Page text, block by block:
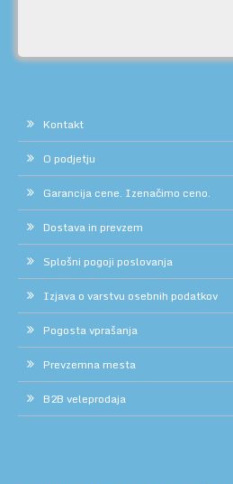
Kontakt
O podjetju
Garancija cene. Izenačimo ceno.
Dostava in prevzem
Splošni pogoji poslovanja
Izjava o varstvu osebnih podatkov
Pogosta vprašanja
Prevzemna mesta
B2B veleprodaja